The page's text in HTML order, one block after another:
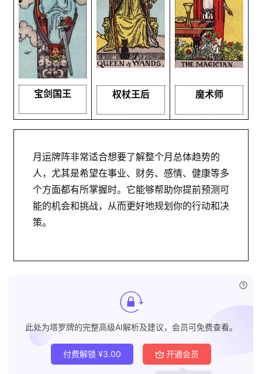
宝剑国王 权杖王后 魔术师
月运牌阵非常适合想要了解整个月总体趋势的
人，尤其是希望在事业、财务、感情、健康等多
个方面都有所掌握时。它能够帮助你提前预测可
能的机会和挑战，从而更好地规划你的行动和决
策。
此处为塔罗牌的完整高级AI解析及建议，会员可免费查看。
付费解锁 ¥3.00 开通会员